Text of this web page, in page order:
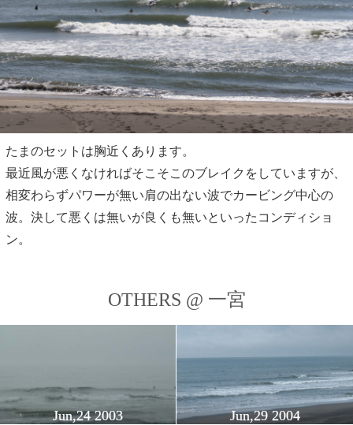
たまのセットは胸近くあります。
最近風が悪くなければそこそこのブレイクをしていますが、
相変わらずパワーが無い肩の出ない波でカービング中心の
波。決して悪くは無いが良くも無いといったコンディショ
ン。
OTHERS @ 一宮
Jun,24 2003 Jun,29 2004